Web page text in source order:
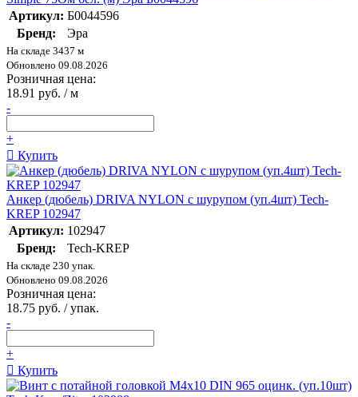
Артикул: Б0044596
Бренд:
Эра
На складе 3437 м
Обновлено 09.08.2026
Розничная цена:
18.91 руб. / м
-
+
Купить
Анкер (дюбель) DRIVA NYLON с шурупом (уп.4шт) Tech-
KREP 102947
Артикул: 102947
Бренд:
Tech-KREP
На складе 230 упак.
Обновлено 09.08.2026
Розничная цена:
18.75 руб. / упак.
-
+
Купить